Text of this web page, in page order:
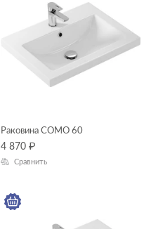
Раковина COMO 60
4 870 ₽
Сравнить